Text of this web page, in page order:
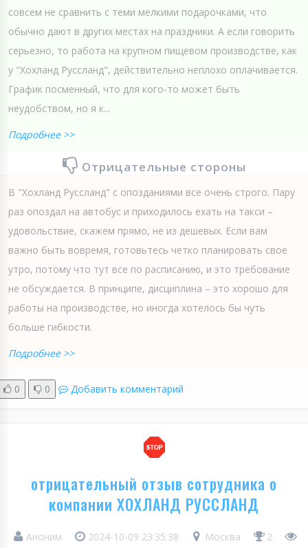
совсем не сравнить с теми мелкими подарочками, что
обычно дают в других местах на праздники. А если говорить
серьезно, то работа на крупном пищевом производстве, как
у "Хохланд Руссланд", действительно неплохо оплачивается.
График посменный, что для кого-то может быть
неудобством, но я к...
Подробнее >>
Отрицательные стороны
В "Хохланд Руссланд" с опозданиями все очень строго. Пару
раз опоздал на автобус и приходилось ехать на такси –
удовольствие, скажем прямо, не из дешевых. Если вам
важно быть вовремя, готовьтесь четко планировать свое
утро, потому что тут все по расписанию, и это требование
не обсуждается. В принципе, дисциплина – это хорошо для
работы на производстве, но иногда хотелось бы чуть
больше гибкости.
Подробнее >>
0 0 Добавить комментарий
отрицательный отзыв сотрудника о
компании ХОХЛАНД РУССЛАНД
Аноним 2024-10-09 23:35:38 Москва
2